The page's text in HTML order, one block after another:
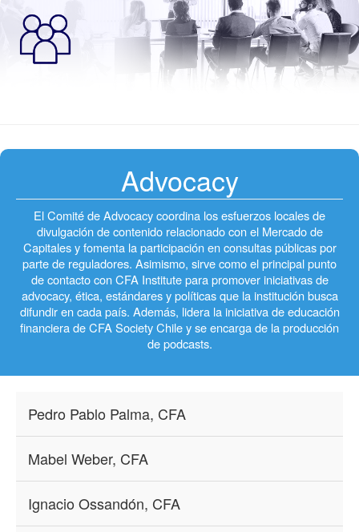
Advocacy
El Comité de Advocacy coordina los esfuerzos locales de
divulgación de contenido relacionado con el Mercado de
Capitales y fomenta la participación en consultas públicas por
parte de reguladores. Asimismo, sirve como el principal punto
de contacto con CFA Institute para promover iniciativas de
advocacy, ética, estándares y políticas que la institución busca
difundir en cada país. Además, lidera la iniciativa de educación
financiera de CFA Society Chile y se encarga de la producción
de podcasts.
Pedro Pablo Palma, CFA
Mabel Weber, CFA
Ignacio Ossandón, CFA